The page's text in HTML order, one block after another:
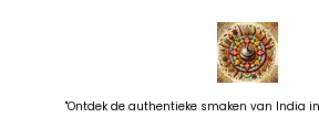
"Ontdek de authentieke smaken van India